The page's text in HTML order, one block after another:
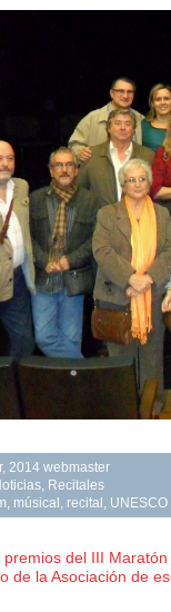
2014 webmaster
Recitales
músical recital UNESCO
del III
de la Asociación de